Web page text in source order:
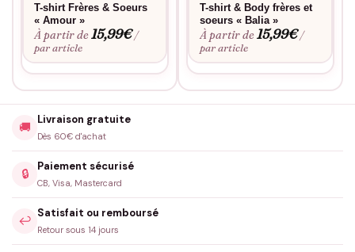
T-shirt Frères & Soeurs
« Amour »
À partir de15,99€ /
par article
T-shirt & Body frères et
soeurs « Balia »
À partir de15,99€ /
par article
🚚
Livraison gratuite
Dès 60€ d'achat
🔒
Paiement sécurisé
CB, Visa, Mastercard
↩️
Satisfait ou remboursé
Retour sous 14 jours